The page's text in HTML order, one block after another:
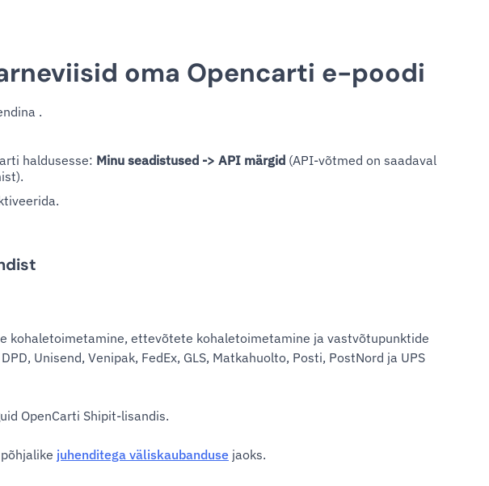
oma Opencarti e-poodi
.
haldusesse: Minu seadistused -> API märgid (API-võtmed on saadaval
kohaletoimetamine, ettevõtete kohaletoimetamine ja vastvõtupunktide
Unisend, Venipak, FedEx, GLS, Matkahuolto, Posti, PostNord ja UPS
OpenCarti Shipit-lisandis.
juhenditega väliskaubanduse jaoks.